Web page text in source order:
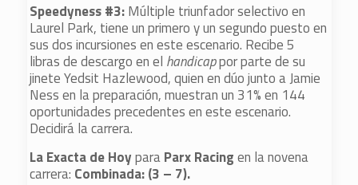
Speedyness #3:Múltiple triunfador selectivo en
Laurel Park, tiene un primero y un segundo puesto en
sus dos incursiones en este escenario. Recibe 5
libras de descargo en el handicappor parte de su
jinete Yedsit Hazlewood, quien en dúo junto a Jamie
Ness en la preparación, muestran un 31% en 144
oportunidades precedentes en este escenario.
Decidirá la carrera.
La Exacta de HoyparaParx Racingen la novena
carrera: Combinada: (3 – 7).